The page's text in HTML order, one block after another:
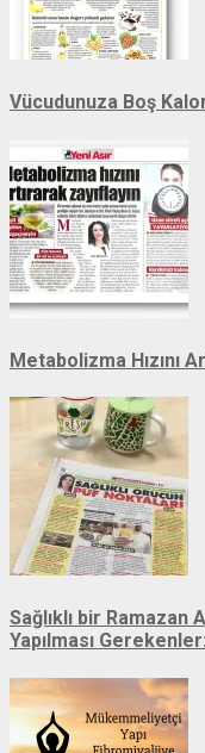
Vücudunuza Boş
Metabolizma Hızını
Sağlıklı bir
Yapılması Gerekenler: